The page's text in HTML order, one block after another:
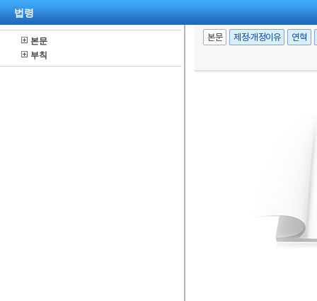
법령
본문
부칙
본문 제정·개정이유 연혁